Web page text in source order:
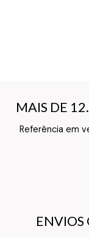
MAIS DE
Referência em
MAIS DE
Texto
ENVIOS
ENVIOS